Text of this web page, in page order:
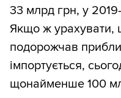
33 млрд грн, у
Якщо ж урахувати,
подорожчав
імпортується,
щонайменше 100